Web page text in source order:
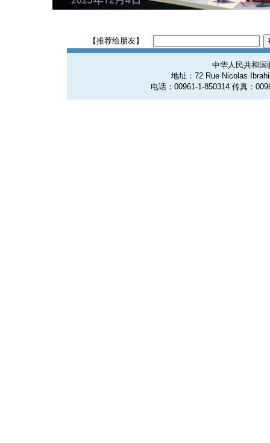
【推荐给朋友】
中华人民共和国
地址：72 Rue Nicolas
电话：00961-1-850314 传真：